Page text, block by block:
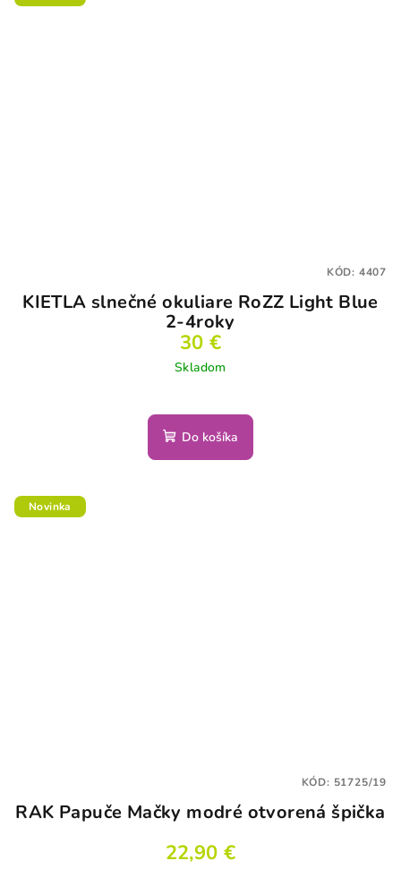
KIETLA slnečné okuliare RoZZ Light Blue
2-4roky
30 €
Skladom
Do košíka
KÓD: 4407
Novinka
RAK Papuče Mačky modré otvorená špička
22,90 €
KÓD: 51725/19